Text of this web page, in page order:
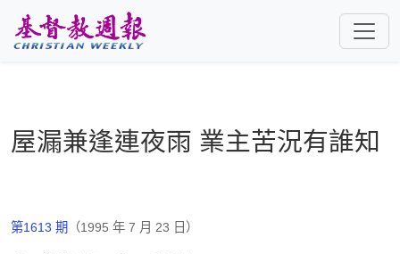
屋漏兼逢連夜雨 業主苦況有誰知
第1613 期 （1995 年 7 月 23 日）